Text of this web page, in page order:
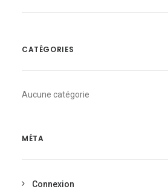
CATÉGORIES
Aucune catégorie
MÉTA
Connexion